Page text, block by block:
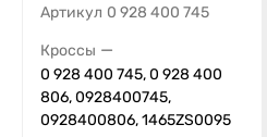
Артикул 0 928 400 745
Кроссы —
0 928 400 745, 0 928 400
806, 0928400745,
0928400806, 1465ZS0095